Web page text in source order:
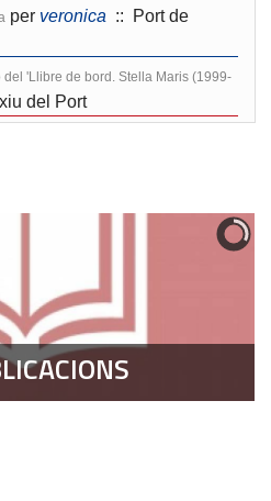
per veronica :: Port de
del 'Llibre de bord. Stella Maris (1999-
del Port